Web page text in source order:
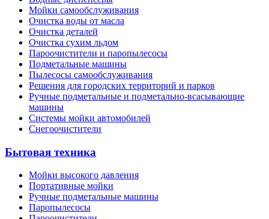
Мойки самообслуживания
Очистка воды от масла
Очистка деталей
Очистка сухим льдом
Пароочистители и паропылесосы
Подметальные машины
Пылесосы самообслуживания
Решения для городских территорий и парков
Ручные подметальные и подметально-всасывающие
машины
Системы мойки автомобилей
Снегоочистители
Бытовая техника
Мойки высокого давления
Портативные мойки
Ручные подметальные машины
Паропылесосы